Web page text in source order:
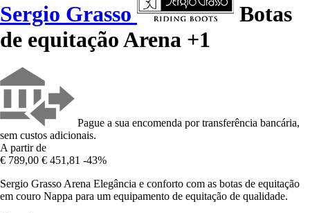
Sergio Grasso
Botas
de equitação Arena +1
Pague a sua encomenda por transferência bancária,
sem custos adicionais.
A partir de
€ 789,00 € 451,81 -43%
Sergio Grasso Arena Elegância e conforto com as botas de equitação
em couro Nappa para um equipamento de equitação de qualidade.